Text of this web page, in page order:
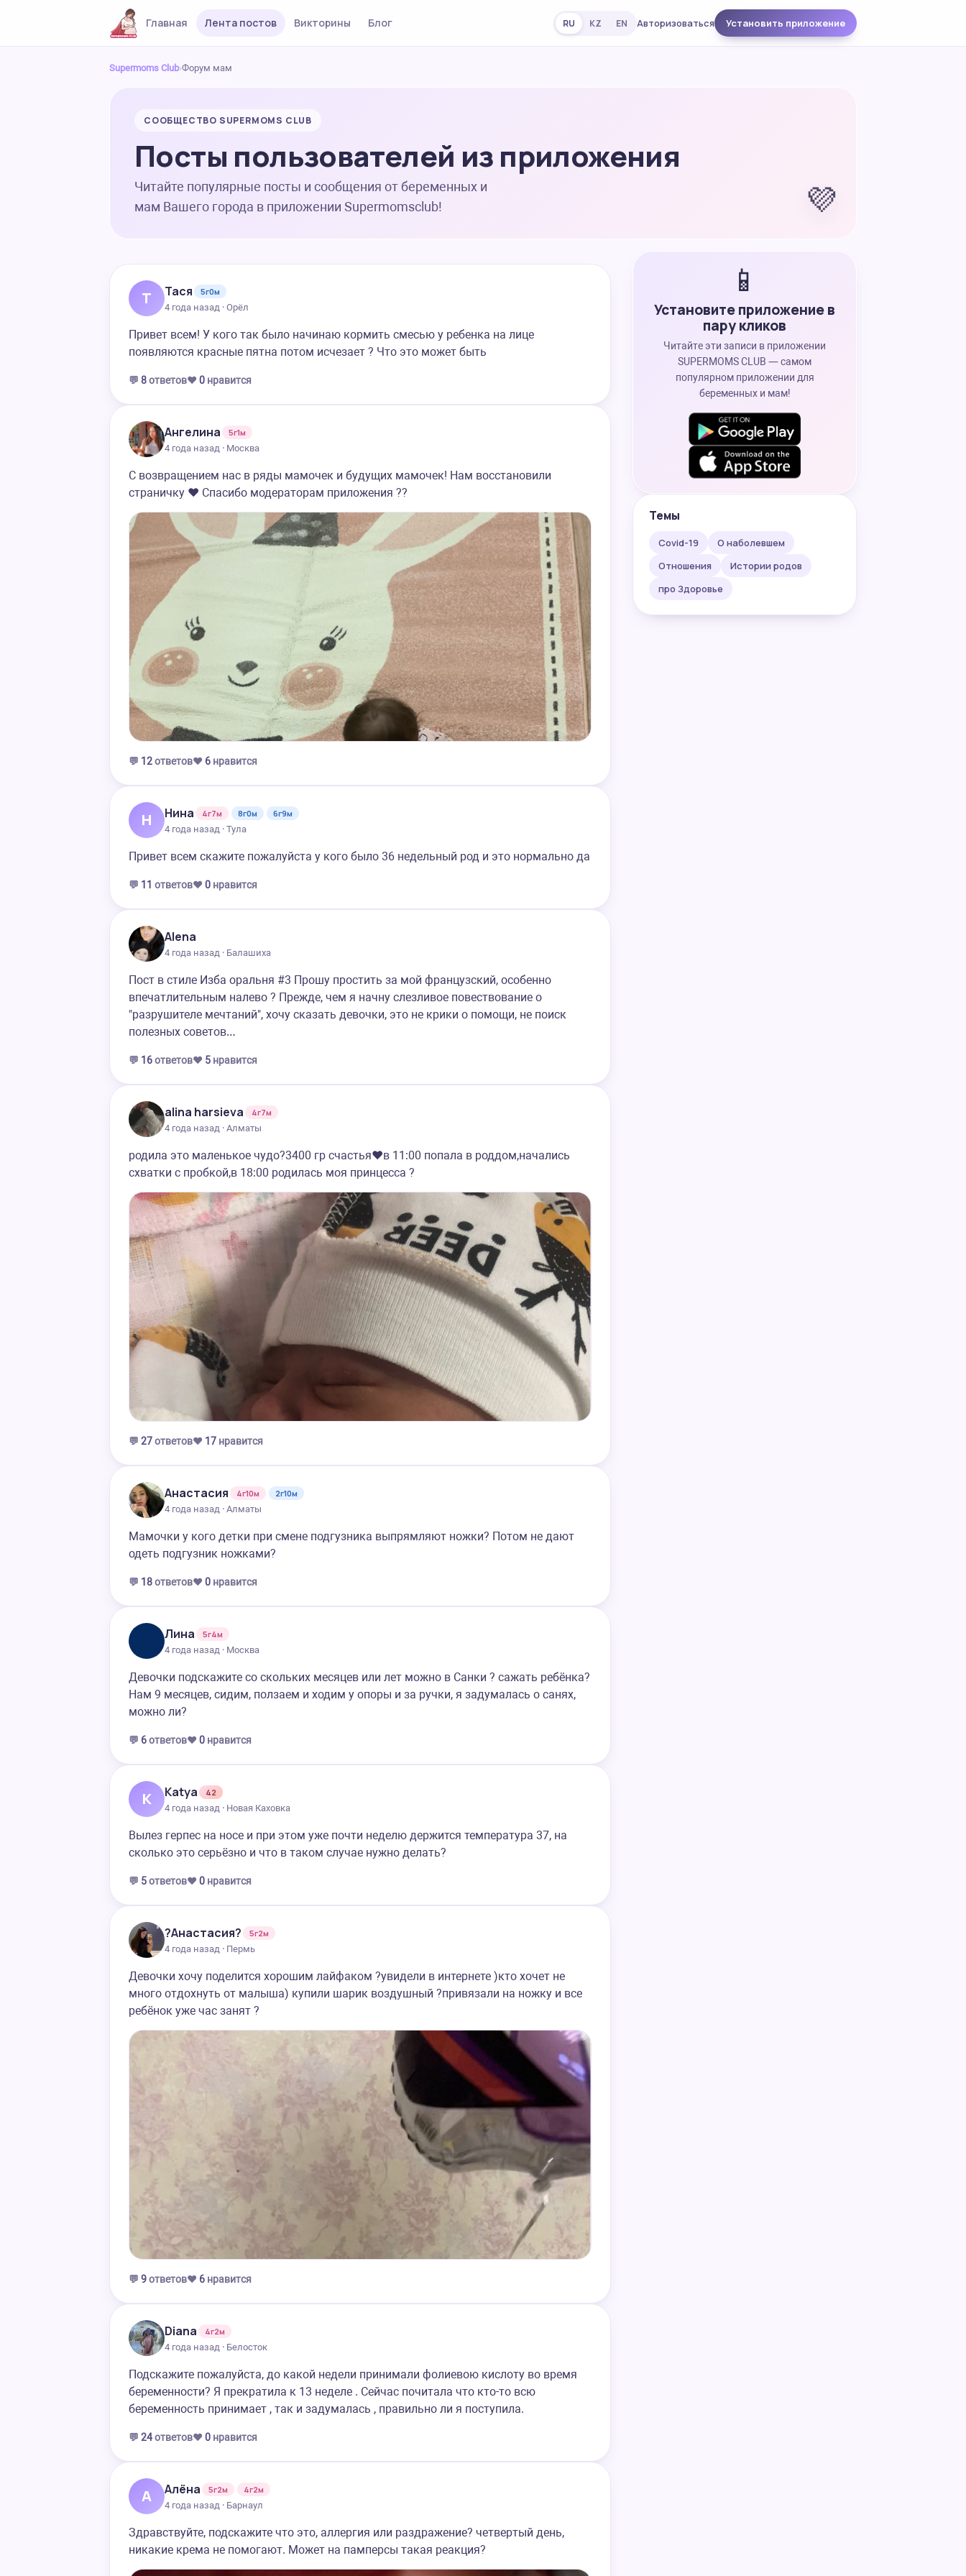
Главная Лента постов Викторины Блог RU KZ EN Авторизоваться Установить приложение
Supermoms Club›Форум мам
💜
СООБЩЕСТВО SUPERMOMS CLUB
Посты пользователей из приложения
Читайте популярные посты и сообщения от беременных и
мам Вашего города в приложении Supermomsclub!
Т Тася
5г0м
4 года назад · Орёл
Привет всем! У кого так было начинаю кормить смесью у ребенка на лице
появляются красные пятна потом исчезает ? Что это может быть
💬 8ответов❤️ 0 нравится
Ангелина
5г1м
4 года назад · Москва
С возвращением нас в ряды мамочек и будущих мамочек! Нам восстановили
страничку ❤️ Спасибо модераторам приложения ??
💬 12ответов❤️ 6 нравится
Н Нина 4г7м 8г0м
6г9м
4 года назад · Тула
Привет всем скажите пожалуйста у кого было 36 недельный род и это нормально да
💬 11 ответов❤️ 0 нравится
Alena
4 года назад · Балашиха
Пост в стиле Изба оральня #3 Прошу простить за мой французский, особенно
впечатлительным налево ? Прежде, чем я начну слезливое повествование о
"разрушителе мечтаний", хочу сказать девочки, это не крики о помощи, не поиск
полезных советов…
💬 16ответов❤️ 5 нравится
alina harsieva
4г7м
4 года назад · Алматы
родила это маленькое чудо?3400 гр счастья❤️в 11:00 попала в роддом,начались
схватки с пробкой,в 18:00 родилась моя принцесса ?
💬 27ответов❤️ 17 нравится
Анастасия 4г10м
2г10м
4 года назад · Алматы
Мамочки у кого детки при смене подгузника выпрямляют ножки? Потом не дают
одеть подгузник ножками?
💬 18ответов❤️ 0 нравится
Лина
5г4м
4 года назад · Москва
Девочки подскажите со скольких месяцев или лет можно в Санки ? сажать ребёнка?
Нам 9 месяцев, сидим, ползаем и ходим у опоры и за ручки, я задумалась о санях,
можно ли?
💬 6ответов❤️ 0 нравится
K Katya
42
4 года назад · Новая Каховка
Вылез герпес на носе и при этом уже почти неделю держится температура 37, на
сколько это серьёзно и что в таком случае нужно делать?
💬 5ответов❤️ 0 нравится
?Анастасия?
5г2м
4 года назад · Пермь
Девочки хочу поделится хорошим лайфаком ?увидели в интернете )кто хочет не
много отдохнуть от малыша) купили шарик воздушный ?привязали на ножку и все
ребёнок уже час занят ?
💬 9ответов❤️ 6 нравится
Diana
4г2м
4 года назад · Белосток
Подскажите пожалуйста, до какой недели принимали фолиевою кислоту во время
беременности? Я прекратила к 13 неделе . Сейчас почитала что кто-то всю
беременность принимает , так и задумалась , правильно ли я поступила.
💬 24ответов❤️ 0 нравится
А Алёна 5г2м
4г2м
4 года назад · Барнаул
Здравствуйте, подскажите что это, аллергия или раздражение? четвертый день,
никакие крема не помогают. Может на памперсы такая реакция?
📱
Установите приложение в
пару кликов
Читайте эти записи в приложении
SUPERMOMS CLUB — самом
популярном приложении для
беременных и мам!
Темы
Covid-19
О наболевшем
Отношения
Истории родов
про Здоровье